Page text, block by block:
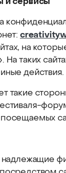
и сервисы
на
На таких
действия.
такие
надлежащие